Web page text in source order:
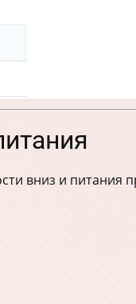
вниз и питания